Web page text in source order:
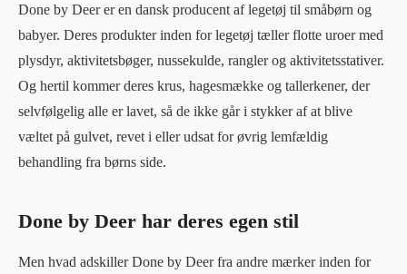
Done by Deer er en dansk producent af legetøj til småbørn og
babyer. Deres produkter inden for legetøj tæller flotte uroer med
plysdyr, aktivitetsbøger, nussekulde, rangler og aktivitetsstativer.
Og hertil kommer deres krus, hagesmække og tallerkener, der
selvfølgelig alle er lavet, så de ikke går i stykker af at blive
væltet på gulvet, revet i eller udsat for øvrig lemfældig
behandling fra børns side.
Done by Deer har deres egen stil
Men hvad adskiller Done by Deer fra andre mærker inden for